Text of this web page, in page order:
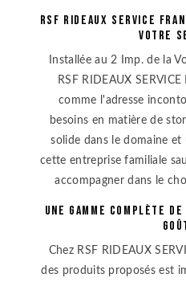
RSF RIDEAUX SERVICE
votre
Installée au 2 Imp. de la
RSF RIDEAUX
comme l'adresse
besoins en matière de
solide dans le domaine
cette entreprise familiale
accompagner dans le
Une gamme complète
Chez RSF RIDEAUX
des produits proposés est